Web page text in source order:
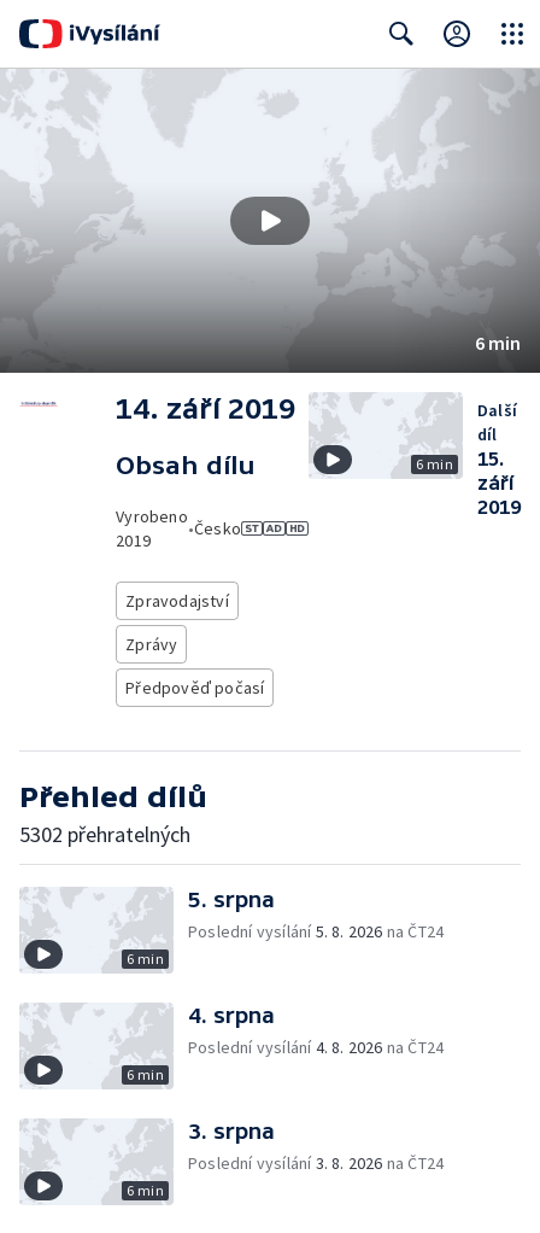
Search
6 min
14. září 2019
Obsah dílu
Vyrobeno
2019
•Česko
Zpravodajství
Zprávy
Předpověď počasí
6 min
Další
díl
15.
září
2019
Přehled dílů
5302 přehratelných
6 min
5. srpna
Poslední vysílání5. 8. 2026 na ČT24
6 min
4. srpna
Poslední vysílání4. 8. 2026 na ČT24
6 min
3. srpna
Poslední vysílání3. 8. 2026 na ČT24